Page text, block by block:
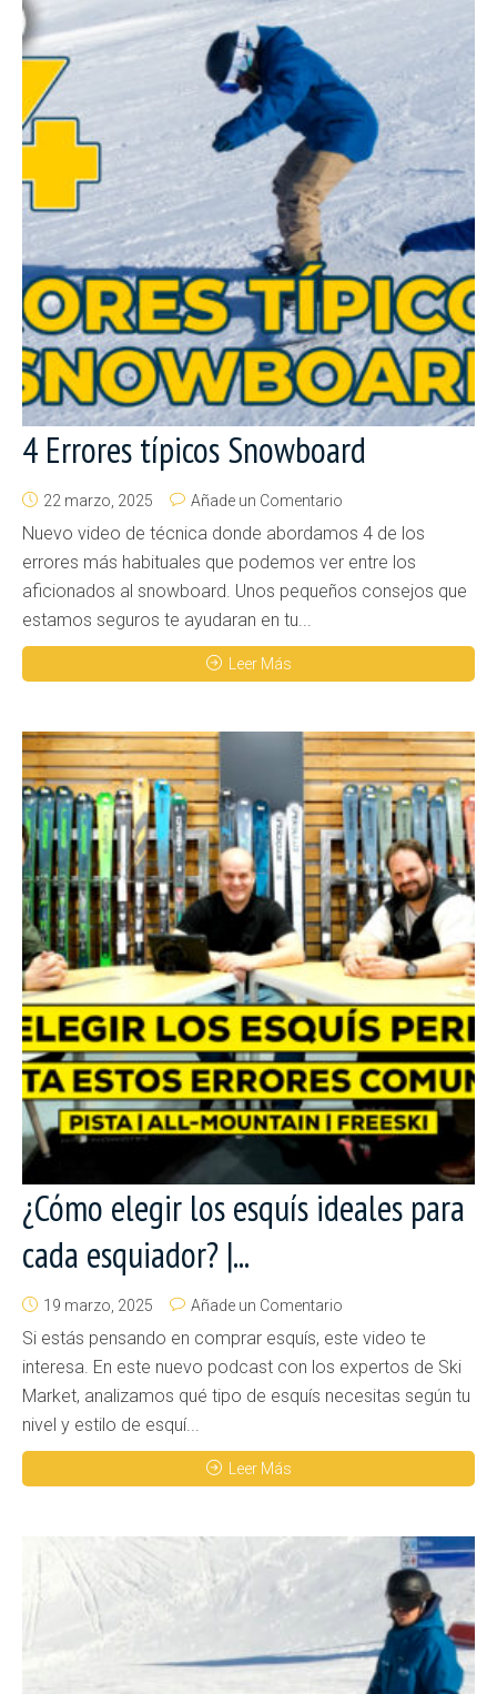
4 Errores típicos Snowboard
22 marzo, 2025 Añade un Comentario
Nuevo video de técnica donde abordamos 4 de los
errores más habituales que podemos ver entre los
aficionados al snowboard. Unos pequeños consejos que
estamos seguros te ayudaran en tu...
Leer Más
¿Cómo elegir los esquís ideales para
cada esquiador? |...
19 marzo, 2025 Añade un Comentario
Si estás pensando en comprar esquís, este video te
interesa. En este nuevo podcast con los expertos de Ski
Market, analizamos qué tipo de esquís necesitas según tu
nivel y estilo de esquí...
Leer Más